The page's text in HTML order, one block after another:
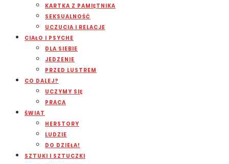
KARTKA Z PAMIĘTNIKA
SEKSUALNOŚĆ
UCZUCIA I RELACJE
CIAŁO I PSYCHE
DLA SIEBIE
JEDZENIE
PRZED LUSTREM
CO DALEJ?
UCZYMY SIĘ
PRACA
ŚWIAT
HERSTORY
LUDZIE
DO DZIEŁA!
SZTUKI I SZTUCZKI